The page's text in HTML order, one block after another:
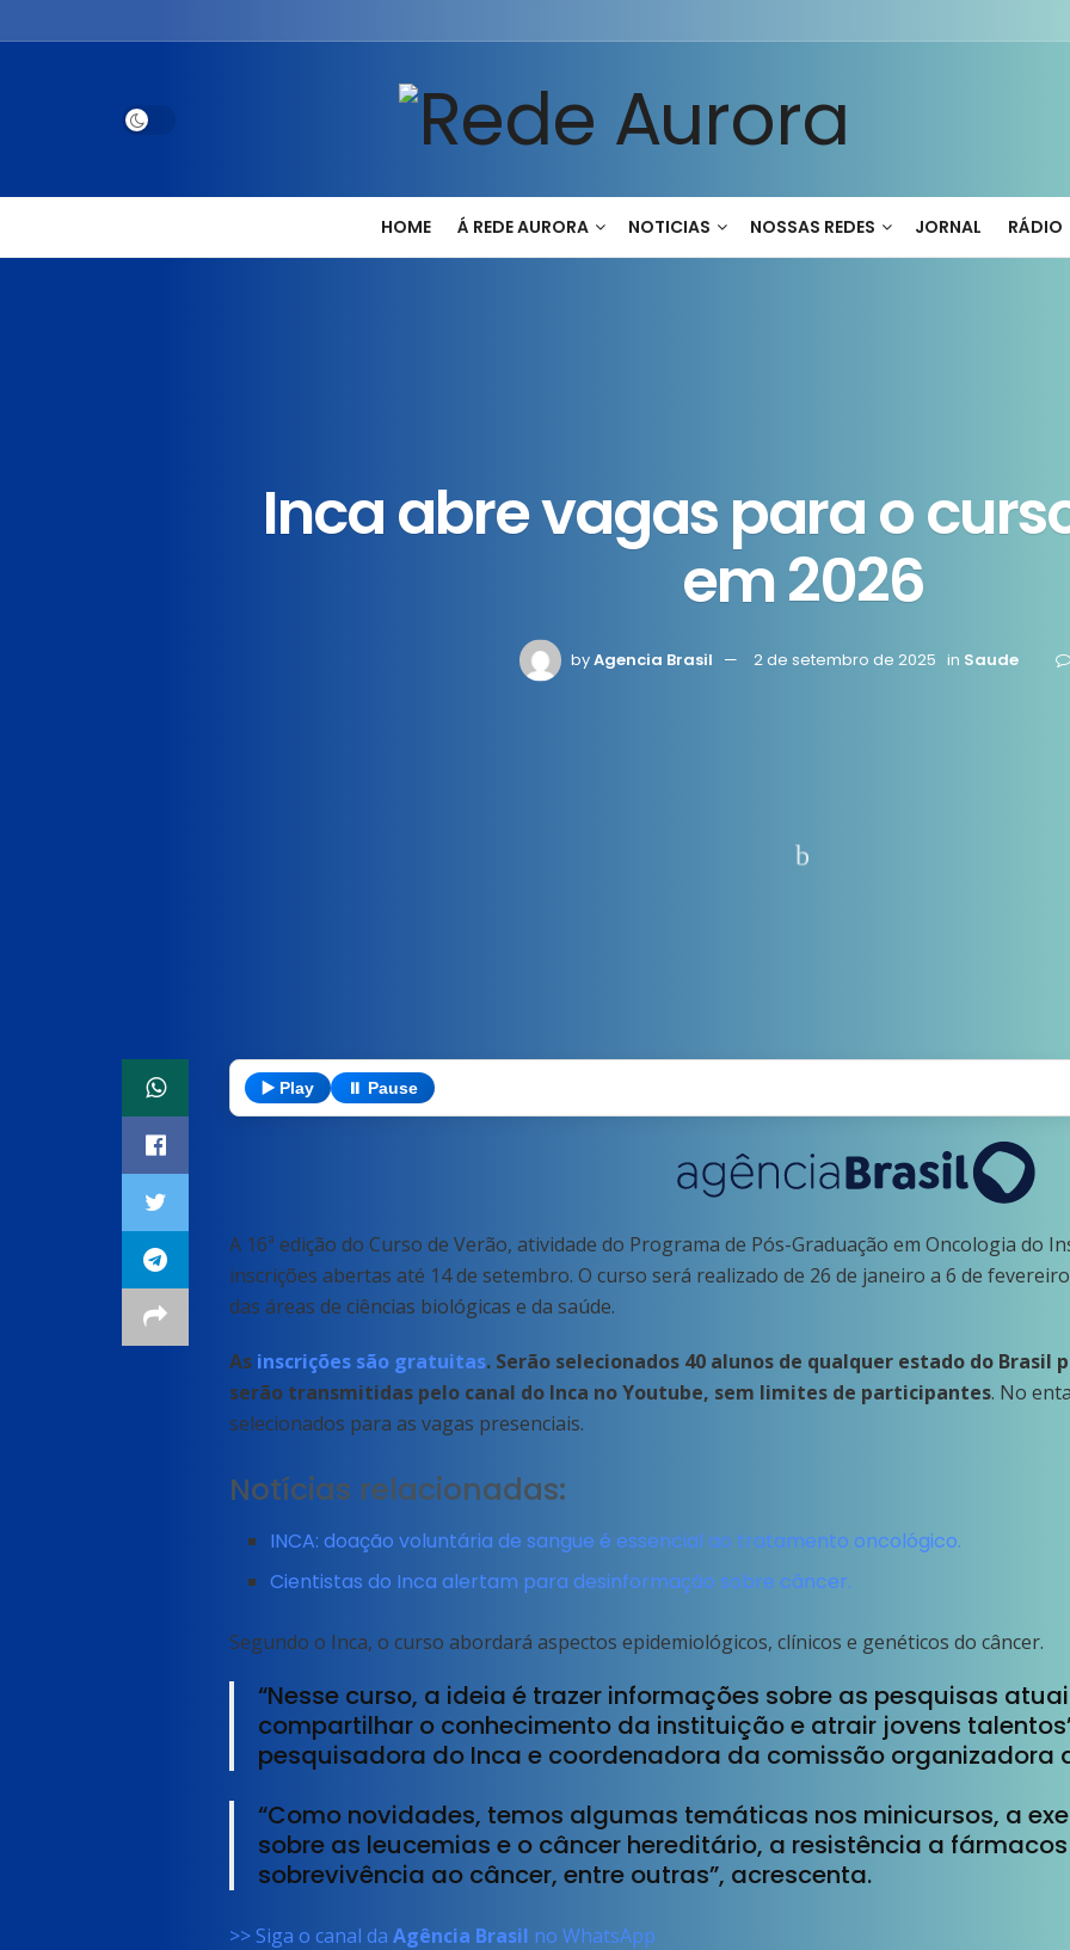
HOME Á REDE AURORA NOTICIAS NOSSAS REDES JORNAL RÁDIO
Inca abre vagas para o
em 2026
byAgencia Brasil 2 de setembro de 2025 in Saude
▶️ Play ⏸️ Pause
A 16ª edição do Curso de Verão, atividade do Programa de Pós-Graduação em Oncologia do
inscrições abertas até 14 de setembro. O curso será realizado de 26 de janeiro a 6 de
das áreas de ciências biológicas e da saúde.
As inscrições são gratuitas. Serão selecionados 40 alunos de qualquer estado do Brasil
serão transmitidas pelo canal do Inca no Youtube, sem limites de participantes. No
selecionados para as vagas presenciais.
Notícias relacionadas:
INCA: doação voluntária de sangue é essencial ao tratamento oncológico.
Cientistas do Inca alertam para desinformação sobre câncer.
Segundo o Inca, o curso abordará aspectos epidemiológicos, clínicos e genéticos do câncer.
“Nesse curso, a ideia é trazer informações sobre as pesquisas
compartilhar o conhecimento da instituição e atrair jovens
pesquisadora do Inca e coordenadora da comissão organizadora
“Como novidades, temos algumas temáticas nos minicursos, a
sobre as leucemias e o câncer hereditário, a resistência a
sobrevivência ao câncer, entre outras”, acrescenta.
>> Siga o canal da Agência Brasil no WhatsApp